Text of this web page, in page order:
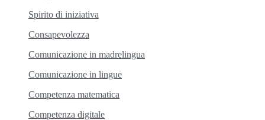
Spirito di iniziativa
Consapevolezza
Comunicazione in madrelingua
Comunicazione in lingue
Competenza matematica
Competenza digitale